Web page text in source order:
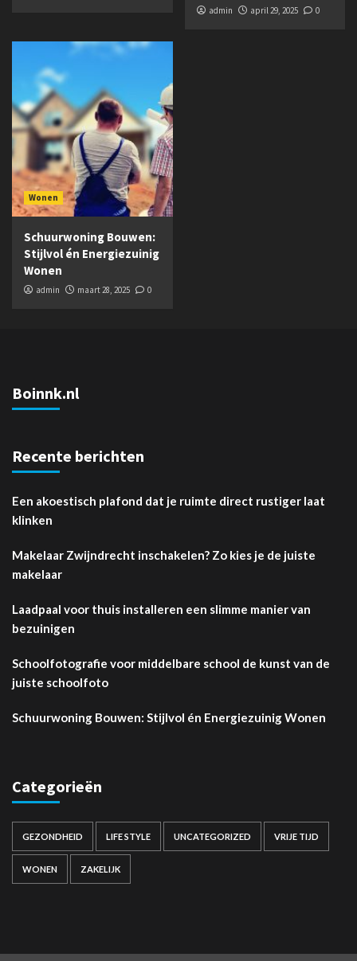
admin april 29, 2025 0
Wonen
Schuurwoning Bouwen:
Stijlvol én Energiezuinig
Wonen
admin maart 28, 2025 0
Boinnk.nl
Recente berichten
Een akoestisch plafond dat je ruimte direct rustiger laat
klinken
Makelaar Zwijndrecht inschakelen? Zo kies je de juiste
makelaar
Laadpaal voor thuis installeren een slimme manier van
bezuinigen
Schoolfotografie voor middelbare school de kunst van de
juiste schoolfoto
Schuurwoning Bouwen: Stijlvol én Energiezuinig Wonen
Categorieën
GEZONDHEID LIFE STYLE UNCATEGORIZED VRIJE TIJD
WONEN ZAKELIJK